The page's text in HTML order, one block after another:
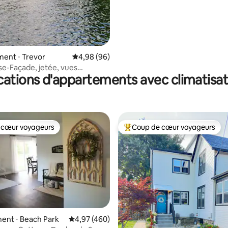
⋅ Trevor Évaluation moyenne sur la base de 96
4,98 (96)
Façade, jetée, vues
kayaks
d'appartements avec
cœur voyageurs
voyageurs
⋅ Beach Park Évaluation moyenne sur la base de 460
4,97 (460)
Coups de cœur voyageurs les
Coup de cœur voyageurs